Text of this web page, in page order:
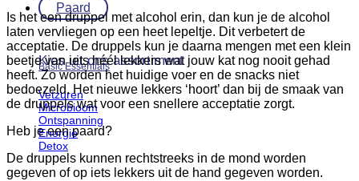
Paard
Kies uit ons assortiment
Basic Essentials
Vetzuren
Microbioom
Ontspanning
Energie
Detox
Is het een druppel met alcohol erin, dan kun je de alcohol
laten vervliegen op een heet lepeltje. Dit verbetert de
acceptatie. De druppels kun je daarna mengen met een klein
beetje van iets héél lekkers wat jouw kat nog nooit gehad
heeft. Zo worden het huidige voer en de snacks niet
bedoezeld. Het nieuwe lekkers ‘hoort’ dan bij de smaak van
de druppels wat voor een snellere acceptatie zorgt.
Heb je een paard?
De druppels kunnen rechtstreeks in de mond worden
gegeven of op iets lekkers uit de hand gegeven worden.